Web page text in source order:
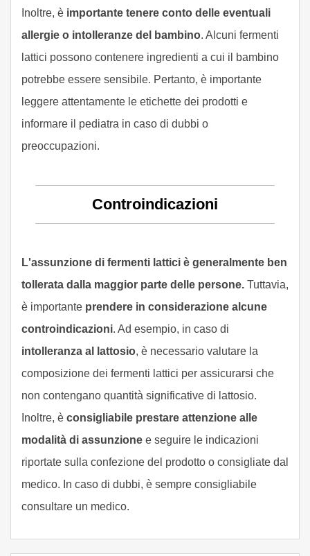
Inoltre, è importante tenere conto delle eventuali
allergie o intolleranze del bambino. Alcuni fermenti
lattici possono contenere ingredienti a cui il bambino
potrebbe essere sensibile. Pertanto, è importante
leggere attentamente le etichette dei prodotti e
informare il pediatra in caso di dubbi o
preoccupazioni.
Controindicazioni
L'assunzione di fermenti lattici è generalmente ben
tollerata dalla maggior parte delle persone. Tuttavia,
è importante prendere in considerazione alcune
controindicazioni. Ad esempio, in caso di
intolleranza al lattosio, è necessario valutare la
composizione dei fermenti lattici per assicurarsi che
non contengano quantità significative di lattosio.
Inoltre, è consigliabile prestare attenzione alle
modalità di assunzione e seguire le indicazioni
riportate sulla confezione del prodotto o consigliate dal
medico. In caso di dubbi, è sempre consigliabile
consultare un medico.